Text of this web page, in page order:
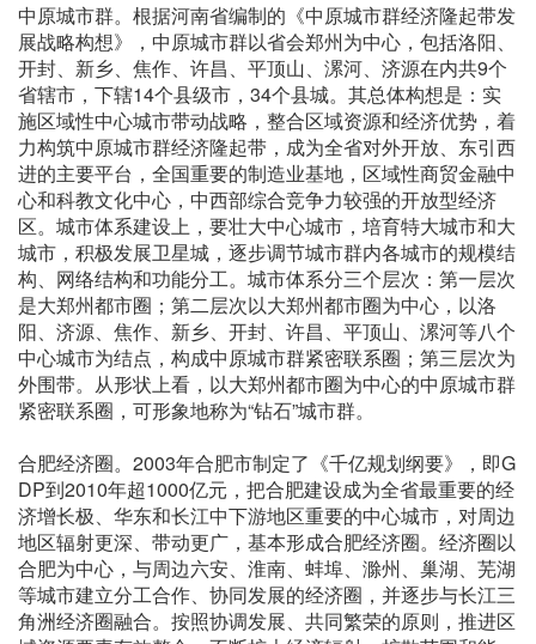
中原城市群。根据河南省编制的《中原城市群经济隆起带发
展战略构想》，中原城市群以省会郑州为中心，包括洛阳、
开封、新乡、焦作、许昌、平顶山、漯河、济源在内共9个
省辖市，下辖14个县级市，34个县城。其总体构想是：实
施区域性中心城市带动战略，整合区域资源和经济优势，着
力构筑中原城市群经济隆起带，成为全省对外开放、东引西
进的主要平台，全国重要的制造业基地，区域性商贸金融中
心和科教文化中心，中西部综合竞争力较强的开放型经济
区。城市体系建设上，要壮大中心城市，培育特大城市和大
城市，积极发展卫星城，逐步调节城市群内各城市的规模结
构、网络结构和功能分工。城市体系分三个层次：第一层次
是大郑州都市圈；第二层次以大郑州都市圈为中心，以洛
阳、济源、焦作、新乡、开封、许昌、平顶山、漯河等八个
中心城市为结点，构成中原城市群紧密联系圈；第三层次为
外围带。从形状上看，以大郑州都市圈为中心的中原城市群
紧密联系圈，可形象地称为“钻石”城市群。
合肥经济圈。2003年合肥市制定了《千亿规划纲要》，即G
DP到2010年超1000亿元，把合肥建设成为全省最重要的经
济增长极、华东和长江中下游地区重要的中心城市，对周边
地区辐射更深、带动更广，基本形成合肥经济圈。经济圈以
合肥为中心，与周边六安、淮南、蚌埠、滁州、巢湖、芜湖
等城市建立分工合作、协同发展的经济圈，并逐步与长江三
角洲经济圈融合。按照协调发展、共同繁荣的原则，推进区